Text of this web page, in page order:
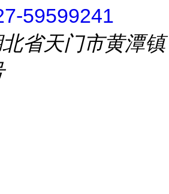
59599241
省天门市黄潭镇